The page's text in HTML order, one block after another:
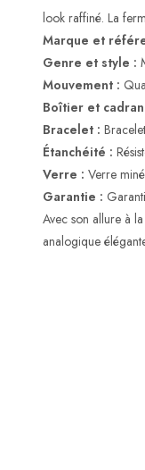
look raffiné. La
Marque et
Genre et style :
Mouvement :
Boîtier et
Bracelet :
Étanchéité :
Verre : Verre
Garantie :
Avec son allure à
analogique